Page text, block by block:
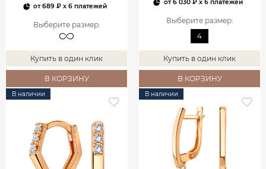
от689 ₽ x 6 платежей
Выберите размер:
Купить в один клик
В КОРЗИНУ
от6 030 ₽x 6 платежей
Выберите размер:
4
Купить в один клик
В КОРЗИНУ
В наличии В наличии